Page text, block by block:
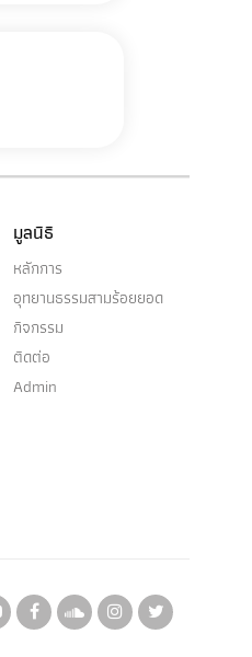
มูลนิธิ
หลักการ
อุทยานธรรมสามร้อยยอด
กิจกรรม
ติดต่อ
Admin